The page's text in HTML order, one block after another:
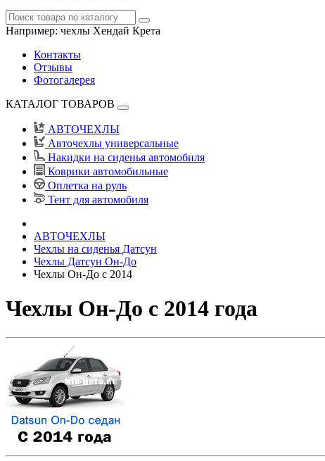
Например: чехлы Хендай Крета
Контакты
Отзывы
Фотогалерея
КАТАЛОГ ТОВАРОВ
АВТОЧЕХЛЫ
Авточехлы универсальные
Накидки на сиденья автомобиля
Коврики автомобильные
Оплетка на руль
Тент для автомобиля
АВТОЧЕХЛЫ
Чехлы на сиденья Датсун
Чехлы Датсун Он-До
Чехлы Он-До с 2014
Чехлы Он-До с 2014 года